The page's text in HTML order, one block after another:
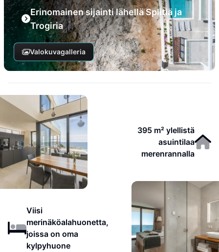
Erinomainen sijainti lähellä Splitiä ja
Trogiria
Valokuvagalleria
395 m² ylellistä
asuintilaa
merenrannalla
Viisi
merinäköalahuonetta,
joissa on oma
kylpyhuone